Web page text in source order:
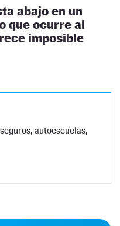
abajo en un
que ocurre al
imposible
autoescuelas,